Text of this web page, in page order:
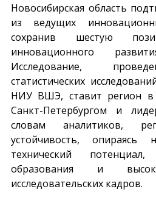
Новосибирская область
из ведущих
сохранив шестую
инновационного
Исследование,
статистических
НИУ ВШЭ, ставит регион
Санкт-Петербургом и
словам аналитиков,
устойчивость,
технический
образования и
исследовательских кадров.